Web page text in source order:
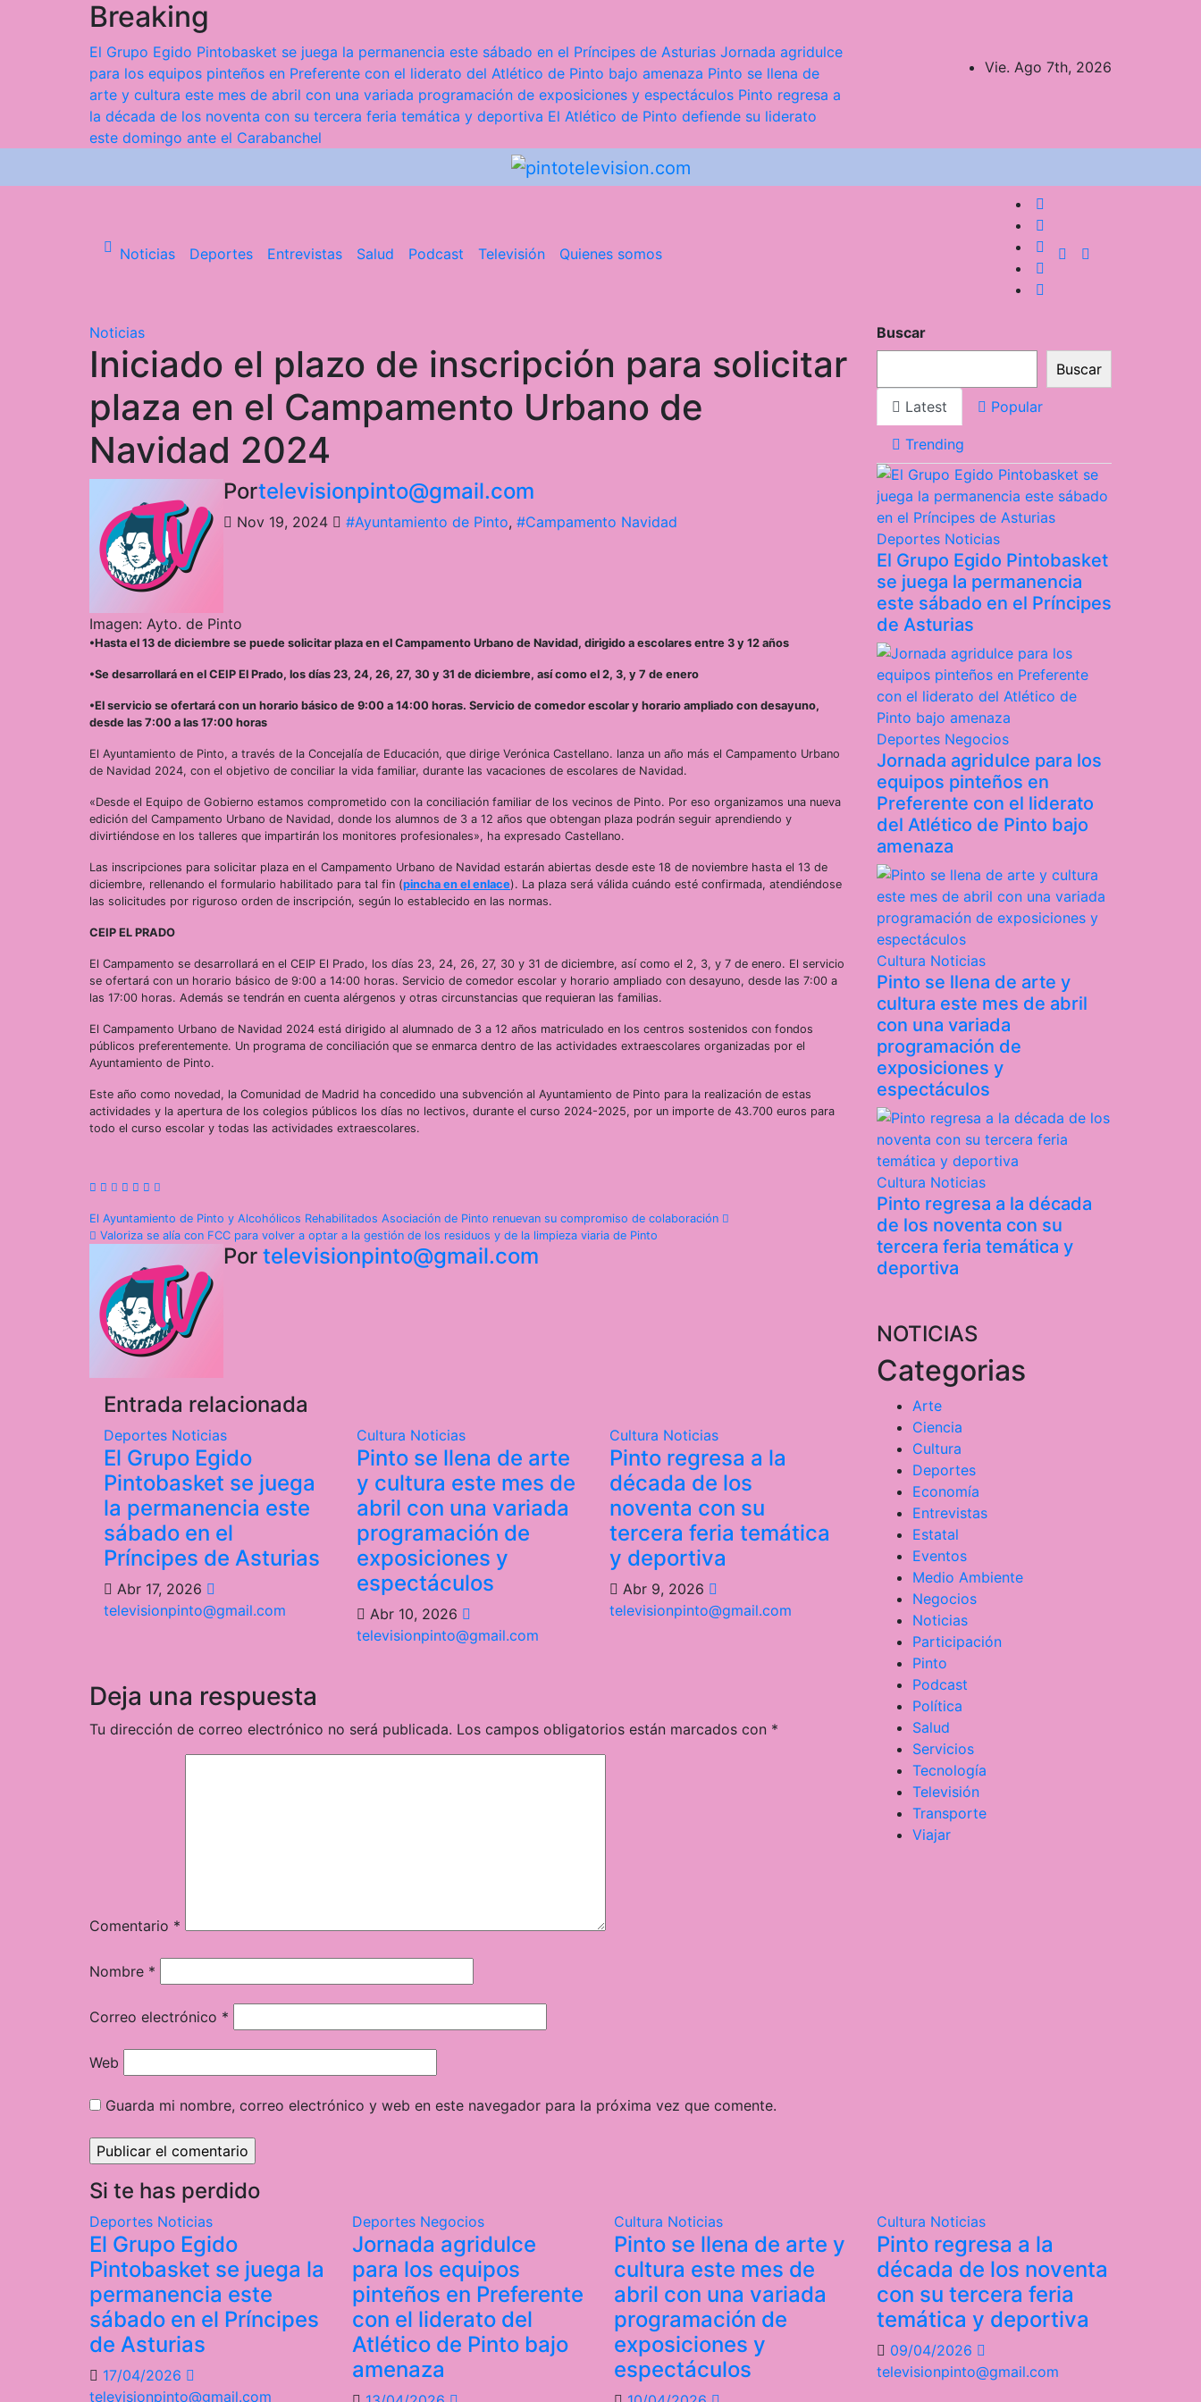
Breaking
El Grupo Egido Pintobasket se juega la permanencia este sábado en el Príncipes de Asturias Jornada agridulce
para los equipos pinteños en Preferente con el liderato del Atlético de Pinto bajo amenaza Pinto se llena de
arte y cultura este mes de abril con una variada programación de exposiciones y espectáculos Pinto regresa a
la década de los noventa con su tercera feria temática y deportiva El Atlético de Pinto defiende su liderato
este domingo ante el Carabanchel
Vie. Ago 7th, 2026
Noticias Deportes Entrevistas Salud Podcast Televisión Quienes somos
Noticias
Iniciado el plazo de inscripción para solicitar
plaza en el Campamento Urbano de
Navidad 2024
Portelevisionpinto@gmail.com
Nov 19, 2024 #Ayuntamiento de Pinto, #Campamento Navidad
Imagen: Ayto. de Pinto
•Hasta el 13 de diciembre se puede solicitar plaza en el Campamento Urbano de Navidad, dirigido a escolares entre 3 y 12 años
•Se desarrollará en el CEIP El Prado, los días 23, 24, 26, 27, 30 y 31 de diciembre, así como el 2, 3, y 7 de enero
•El servicio se ofertará con un horario básico de 9:00 a 14:00 horas. Servicio de comedor escolar y horario ampliado con desayuno,
desde las 7:00 a las 17:00 horas
El Ayuntamiento de Pinto, a través de la Concejalía de Educación, que dirige Verónica Castellano. lanza un año más el Campamento Urbano
de Navidad 2024, con el objetivo de conciliar la vida familiar, durante las vacaciones de escolares de Navidad.
«Desde el Equipo de Gobierno estamos comprometido con la conciliación familiar de los vecinos de Pinto. Por eso organizamos una nueva
edición del Campamento Urbano de Navidad, donde los alumnos de 3 a 12 años que obtengan plaza podrán seguir aprendiendo y
divirtiéndose en los talleres que impartirán los monitores profesionales», ha expresado Castellano.
Las inscripciones para solicitar plaza en el Campamento Urbano de Navidad estarán abiertas desde este 18 de noviembre hasta el 13 de
diciembre, rellenando el formulario habilitado para tal fin (pincha en el enlace). La plaza será válida cuándo esté confirmada, atendiéndose
las solicitudes por riguroso orden de inscripción, según lo establecido en las normas.
CEIP EL PRADO
El Campamento se desarrollará en el CEIP El Prado, los días 23, 24, 26, 27, 30 y 31 de diciembre, así como el 2, 3, y 7 de enero. El servicio
se ofertará con un horario básico de 9:00 a 14:00 horas. Servicio de comedor escolar y horario ampliado con desayuno, desde las 7:00 a
las 17:00 horas. Además se tendrán en cuenta alérgenos y otras circunstancias que requieran las familias.
El Campamento Urbano de Navidad 2024 está dirigido al alumnado de 3 a 12 años matriculado en los centros sostenidos con fondos
públicos preferentemente. Un programa de conciliación que se enmarca dentro de las actividades extraescolares organizadas por el
Ayuntamiento de Pinto.
Este año como novedad, la Comunidad de Madrid ha concedido una subvención al Ayuntamiento de Pinto para la realización de estas
actividades y la apertura de los colegios públicos los días no lectivos, durante el curso 2024-2025, por un importe de 43.700 euros para
todo el curso escolar y todas las actividades extraescolares.
Navegación
entradas
El Ayuntamiento de Pinto y Alcohólicos Rehabilitados Asociación de Pinto renuevan su compromiso de colaboración
Valoriza se alía con FCC para volver a optar a la gestión de los residuos y de la limpieza viaria de Pinto
Por televisionpinto@gmail.com
Entrada relacionada
Deportes Noticias
El Grupo Egido
Pintobasket se juega
la permanencia este
sábado en el
Príncipes de Asturias
Abr 17, 2026
televisionpinto@gmail.com
Cultura Noticias
Pinto se llena de arte
y cultura este mes de
abril con una variada
programación de
exposiciones y
espectáculos
Abr 10, 2026
televisionpinto@gmail.com
Cultura Noticias
Pinto regresa a la
década de los
noventa con su
tercera feria temática
y deportiva
Abr 9, 2026
televisionpinto@gmail.com
Deja una respuesta
Tu dirección de correo electrónico no será publicada. Los campos obligatorios están marcados con *
Comentario *
Nombre *
Correo electrónico *
Web
Guarda mi nombre, correo electrónico y web en este navegador para la próxima vez que comente.
Buscar
Buscar
Latest Popular
Trending
Deportes Noticias
El Grupo Egido Pintobasket
se juega la permanencia
este sábado en el Príncipes
de Asturias
Deportes Negocios
Jornada agridulce para los
equipos pinteños en
Preferente con el liderato
del Atlético de Pinto bajo
amenaza
Cultura Noticias
Pinto se llena de arte y
cultura este mes de abril
con una variada
programación de
exposiciones y
espectáculos
Cultura Noticias
Pinto regresa a la década
de los noventa con su
tercera feria temática y
deportiva
NOTICIAS
Categorias
Arte
Ciencia
Cultura
Deportes
Economía
Entrevistas
Estatal
Eventos
Medio Ambiente
Negocios
Noticias
Participación
Pinto
Podcast
Política
Salud
Servicios
Tecnología
Televisión
Transporte
Viajar
Si te has perdido
Deportes Noticias
El Grupo Egido
Pintobasket se juega la
permanencia este
sábado en el Príncipes
de Asturias
17/04/2026
televisionpinto@gmail.com
Deportes Negocios
Jornada agridulce
para los equipos
pinteños en Preferente
con el liderato del
Atlético de Pinto bajo
amenaza
Cultura Noticias
Pinto se llena de arte y
cultura este mes de
abril con una variada
programación de
exposiciones y
espectáculos
Cultura Noticias
Pinto regresa a la
década de los noventa
con su tercera feria
temática y deportiva
09/04/2026
televisionpinto@gmail.com